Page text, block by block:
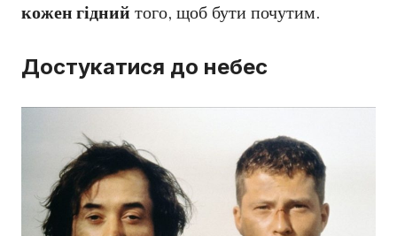
кожен гідний того, щоб бути почутим.
Достукатися до небес